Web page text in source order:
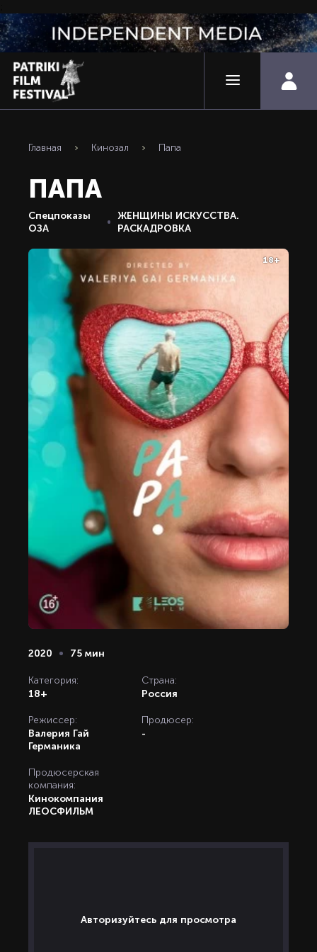
Главная Кинозал Папа
ПАПА
Спецпоказы
ОЗА
ЖЕНЩИНЫ ИСКУССТВА.
РАСКАДРОВКА
18+
2020 75 мин
Категория:
18+
Страна:
Россия
Режиссер:
Валерия Гай
Германика
Продюсер:
-
Продюсерская
компания:
Кинокомпания
ЛЕОСФИЛЬМ
Авторизуйтесь для просмотра